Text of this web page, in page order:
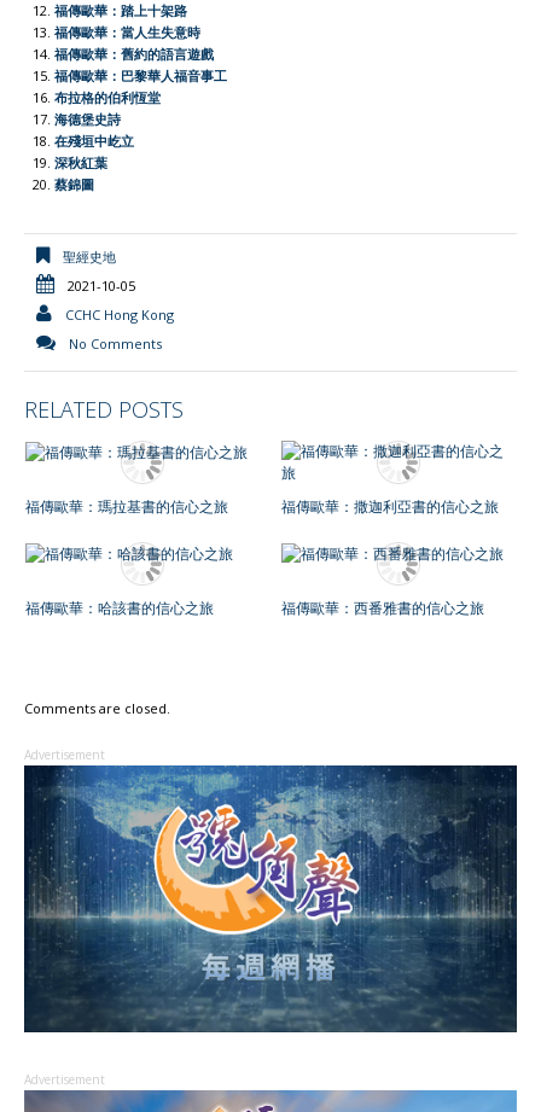
福傳歐華：踏上十架路
福傳歐華：當人生失意時
福傳歐華：舊約的語言遊戲
福傳歐華：巴黎華人福音事工
布拉格的伯利恆堂
海德堡史詩
在殘垣中屹立
深秋紅葉
蔡錦圖
聖經史地
2021-10-05
CCHC Hong Kong
No Comments
RELATED POSTS
福傳歐華：瑪拉基書的信心之旅 福傳歐華：撒迦利亞書的信心之旅
福傳歐華：哈該書的信心之旅 福傳歐華：西番雅書的信心之旅
Comments are closed.
Advertisement
Advertisement